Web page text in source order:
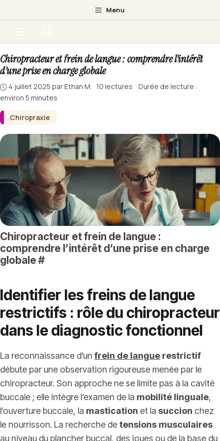
au
Menu
Chiropraxie
Chiropracteur et frein de langue : comprendre l’intérêt
d’une prise en charge globale
4 juillet 2025 parEthan M. · 10 lectures · Durée de lecture :
environ 5 minutes
Chiropracteur et frein de langue :
comprendre l’intérêt d’une prise en charge
globale #
Identifier les freins de langue
restrictifs : rôle du chiropracteur
dans le diagnostic fonctionnel
La reconnaissance d’un frein de langue restrictif
débute par une observation rigoureuse menée par le
chiropracteur. Son approche ne se limite pas à la cavité
buccale ; elle intègre l’examen de la mobilité linguale,
l’ouverture buccale, la mastication et la succion chez
le nourrisson. La recherche detensions musculaires
au niveau du plancher buccal, des joues ou de la base du